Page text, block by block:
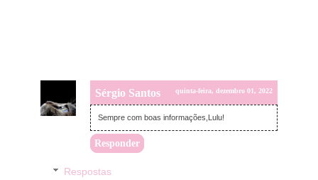
Sérgio Santos quinta-feira, dezembro 01, 2022
Sempre com boas informações,Lulu!
Responder
Respostas